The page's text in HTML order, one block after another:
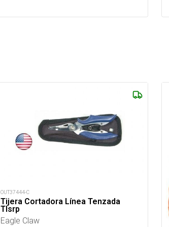
OUT37444-C
Tijera Cortadora Línea Tenzada
Tlsrp
Eagle Claw